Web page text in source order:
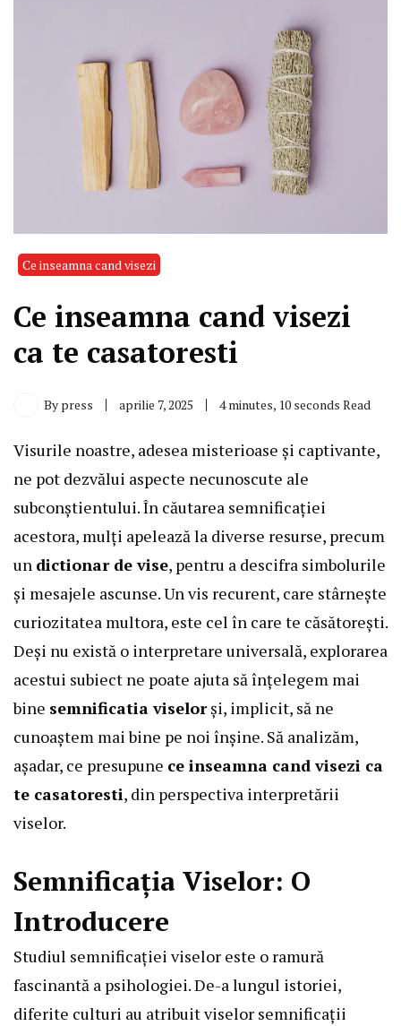
Ce inseamna cand visezi
Ce inseamna cand visezi
ca te casatoresti
By press aprilie 7, 2025 4 minutes, 10 seconds Read
Visurile noastre, adesea misterioase și captivante,
ne pot dezvălui aspecte necunoscute ale
subconștientului. În căutarea semnificației
acestora, mulți apelează la diverse resurse, precum
un dictionar de vise, pentru a descifra simbolurile
și mesajele ascunse. Un vis recurent, care stârnește
curiozitatea multora, este cel în care te căsătorești.
Deși nu există o interpretare universală, explorarea
acestui subiect ne poate ajuta să înțelegem mai
bine semnificatia viselorși, implicit, să ne
cunoaștem mai bine pe noi înșine. Să analizăm,
așadar, ce presupune ce inseamna cand visezi ca
te casatoresti, din perspectiva interpretării
viselor.
Semnificația Viselor: O
Introducere
Studiul semnificației viselor este o ramură
fascinantă a psihologiei. De-a lungul istoriei,
diferite culturi au atribuit viselor semnificații